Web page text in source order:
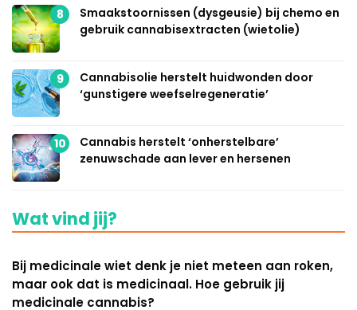
8
Smaakstoornissen (dysgeusie) bij chemo en
gebruik cannabisextracten (wietolie)
9
Cannabisolie herstelt huidwonden door
‘gunstigere weefselregeneratie’
10
Cannabis herstelt ‘onherstelbare’
zenuwschade aan lever en hersenen
Wat vind jij?
Bij medicinale wiet denk je niet meteen aan roken,
maar ook dat is medicinaal. Hoe gebruik jij
medicinale cannabis?